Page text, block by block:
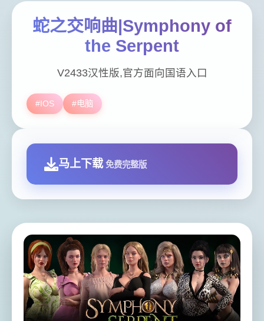
蛇之交响曲|Symphony of
the Serpent
V2433汉性版,官方面向国语入口
#IOS #电脑
马上下载 免费完整版